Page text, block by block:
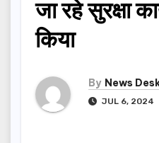
जा रहे सुरक्षा
किया
By News
JUL 6, 2024